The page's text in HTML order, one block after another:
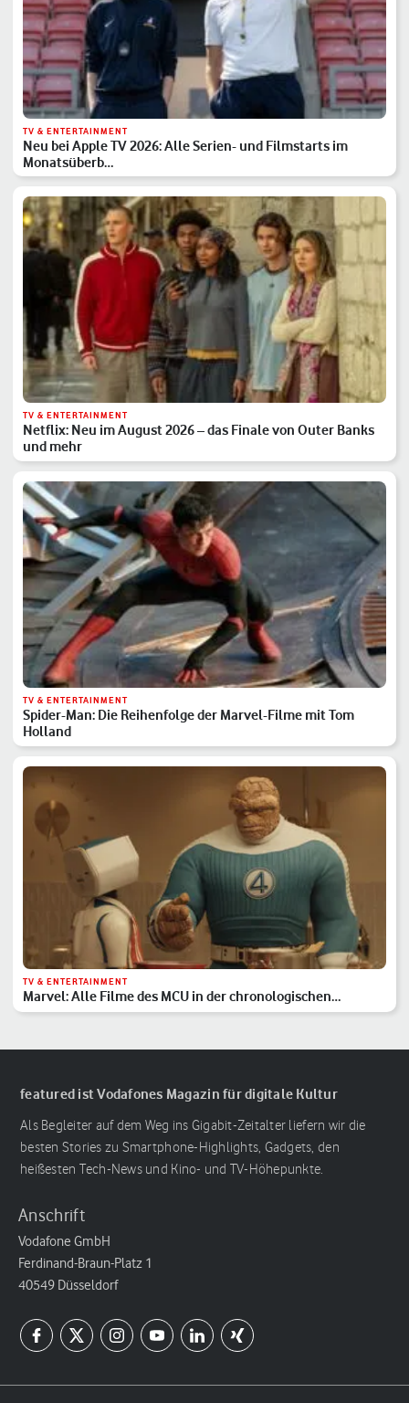
TV & ENTERTAINMENT
Neu bei Apple TV 2026: Alle Serien- und Filmstarts im
Monatsüberb…
TV & ENTERTAINMENT
Netflix: Neu im August 2026 – das Finale von Outer Banks
und mehr
TV & ENTERTAINMENT
Spider-Man: Die Reihenfolge der Marvel-Filme mit Tom
Holland
TV & ENTERTAINMENT
Marvel: Alle Filme des MCU in der chronologischen
Reihenfolge
featured ist Vodafones Magazin für digitale Kultur
Als Begleiter auf dem Weg ins Gigabit-Zeitalter liefern wir die
besten Stories zu Smartphone-Highlights, Gadgets, den
heißesten Tech-News und Kino- und TV-Höhepunkte.
Anschrift
Vodafone GmbH
Ferdinand-Braun-Platz 1
40549 Düsseldorf